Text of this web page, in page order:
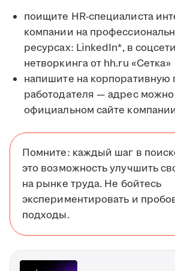
поищите HR-специалиста
компании на
ресурсах: LinkedIn*, в
нетворкинга от hh.ru «Сетка»
напишите на корпоративную
работодателя — адрес можно
официальном сайте
Помните: каждый шаг в
это возможность улучшить
на рынке труда. Не бойтесь
экспериментировать и
подходы.